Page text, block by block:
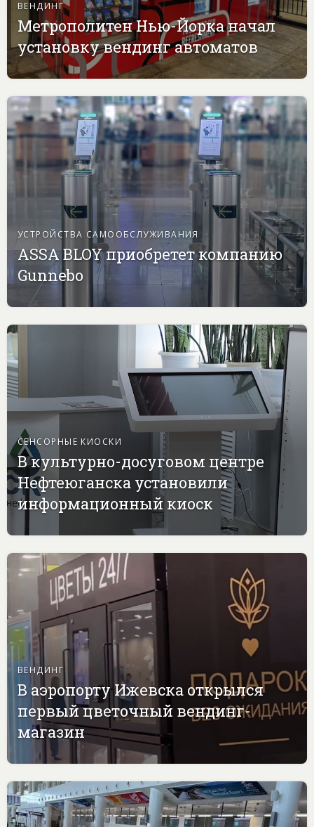
ВЕНДИНГ
Метрополитен Нью-Йорка начал
установку вендинг автоматов
УСТРОЙСТВА САМООБСЛУЖИВАНИЯ
ASSA BLOY приобретет компанию
Gunnebo
СЕНСОРНЫЕ КИОСКИ
В культурно-досуговом центре
Нефтеюганска установили
информационный киоск
ВЕНДИНГ
В аэропорту Ижевска открылся
первый цветочный вендинг-
магазин